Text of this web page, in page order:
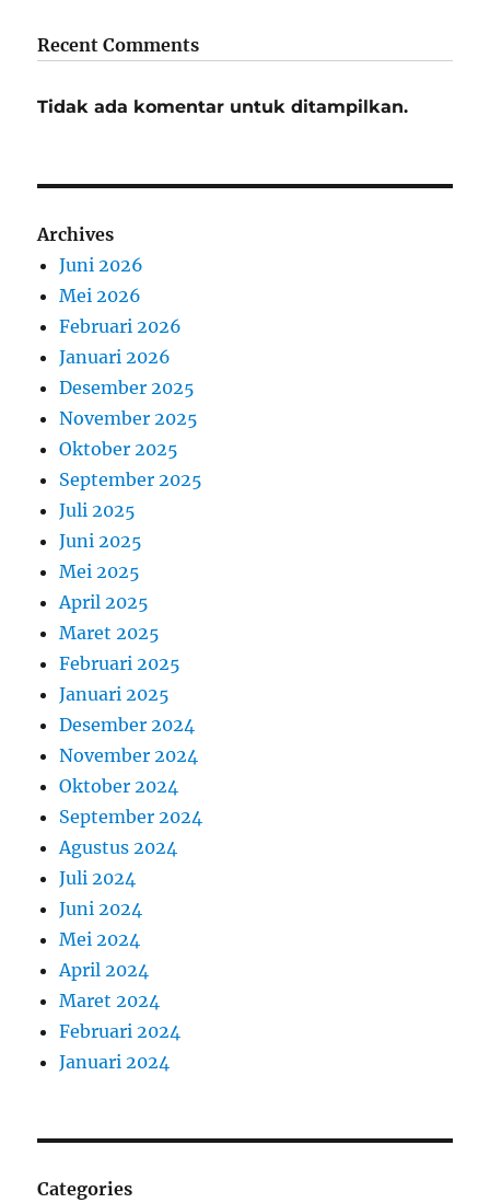
Recent Comments
Tidak ada komentar untuk ditampilkan.
Archives
Juni 2026
Mei 2026
Februari 2026
Januari 2026
Desember 2025
November 2025
Oktober 2025
September 2025
Juli 2025
Juni 2025
Mei 2025
April 2025
Maret 2025
Februari 2025
Januari 2025
Desember 2024
November 2024
Oktober 2024
September 2024
Agustus 2024
Juli 2024
Juni 2024
Mei 2024
April 2024
Maret 2024
Februari 2024
Januari 2024
Categories